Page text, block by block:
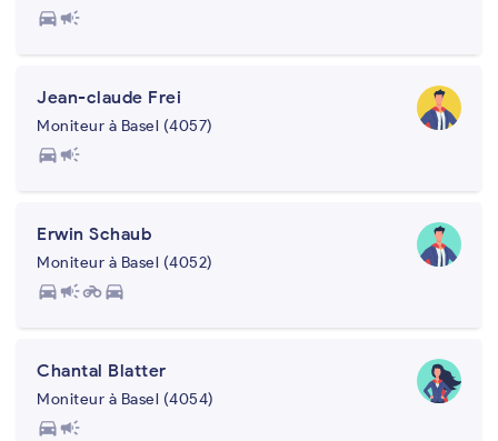
directions_carcampaign
Jean-claude Frei
Moniteur à Basel (4057)
directions_carcampaign
Erwin Schaub
Moniteur à Basel (4052)
directions_carcampaignmotorcycledirections_car
Chantal Blatter
Moniteur à Basel (4054)
directions_carcampaign